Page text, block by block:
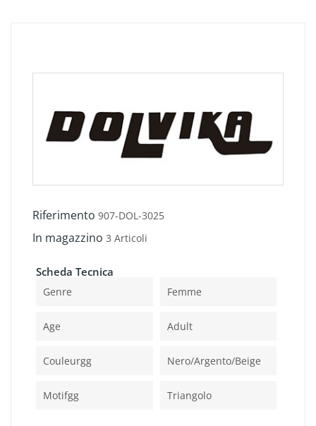
Riferimento 907-DOL-3025
In magazzino 3 Articoli
Scheda Tecnica
Genre Femme
Age Adult
Couleurgg Nero/argento/beige
Motifgg Triangolo